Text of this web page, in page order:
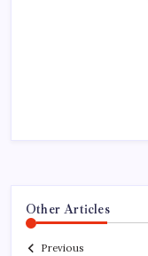
Other Articles
Previous